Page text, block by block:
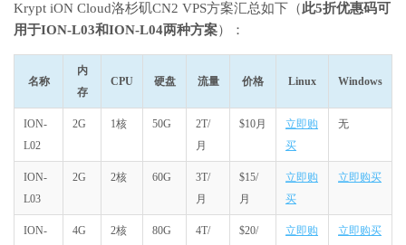
Krypt iON Cloud洛杉矶CN2 VPS方案汇总如下（此5折优惠码可
用于ION-L03和ION-L04两种方案）：
名称
内
存
CPU 硬盘 流量 价格 Linux Windows
ION-
L02
2G 1核 50G
2T/
月
$10月
立即购
买
无
ION-
L03
2G 2核 60G
3T/
月
$15/
月
立即购
买
立即购买
ION-
4G 2核 80G
4T/
$20/
立即购
立即购买